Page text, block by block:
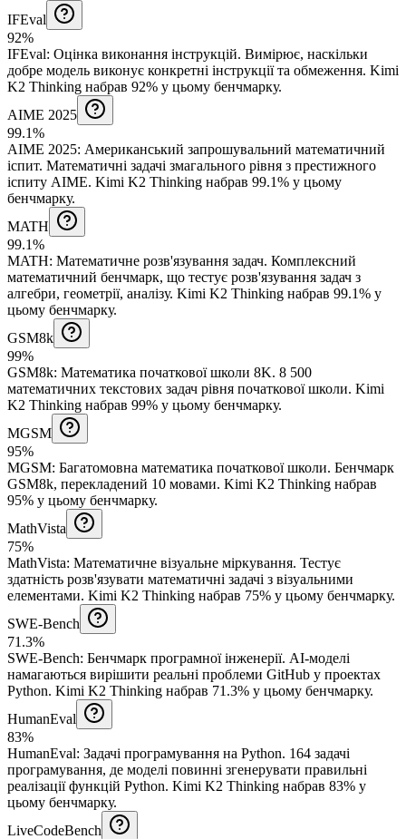
IFEval
92%
IFEval: Оцінка виконання інструкцій. Вимірює, наскільки
добре модель виконує конкретні інструкції та обмеження. Kimi
K2 Thinking набрав 92% у цьому бенчмарку.
AIME 2025
99.1%
AIME 2025: Американський запрошувальний математичний
іспит. Математичні задачі змагального рівня з престижного
іспиту AIME. Kimi K2 Thinking набрав 99.1% у цьому
бенчмарку.
MATH
99.1%
MATH: Математичне розв'язування задач. Комплексний
математичний бенчмарк, що тестує розв'язування задач з
алгебри, геометрії, аналізу. Kimi K2 Thinking набрав 99.1% у
цьому бенчмарку.
GSM8k
99%
GSM8k: Математика початкової школи 8K. 8 500
математичних текстових задач рівня початкової школи. Kimi
K2 Thinking набрав 99% у цьому бенчмарку.
MGSM
95%
MGSM: Багатомовна математика початкової школи. Бенчмарк
GSM8k, перекладений 10 мовами. Kimi K2 Thinking набрав
95% у цьому бенчмарку.
MathVista
75%
MathVista: Математичне візуальне міркування. Тестує
здатність розв'язувати математичні задачі з візуальними
елементами. Kimi K2 Thinking набрав 75% у цьому бенчмарку.
SWE-Bench
71.3%
SWE-Bench: Бенчмарк програмної інженерії. AI-моделі
намагаються вирішити реальні проблеми GitHub у проектах
Python. Kimi K2 Thinking набрав 71.3% у цьому бенчмарку.
HumanEval
83%
HumanEval: Задачі програмування на Python. 164 задачі
програмування, де моделі повинні згенерувати правильні
реалізації функцій Python. Kimi K2 Thinking набрав 83% у
цьому бенчмарку.
LiveCodeBench